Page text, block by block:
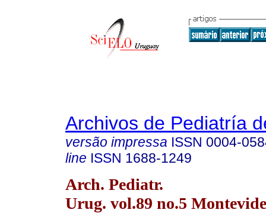
Archivos de Pediatría
versão impressa ISSN 0004-
line ISSN 1688-1249
Arch. Pediatr.
Urug. vol.89 no.5